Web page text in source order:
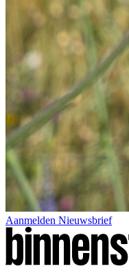
Aanmelden Nieuwsbrief